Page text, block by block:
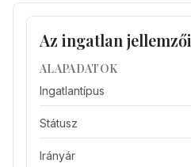
Az ingatlan jellemzői
ALAPADATOK
Ingatlantípus
Státusz
Irányár